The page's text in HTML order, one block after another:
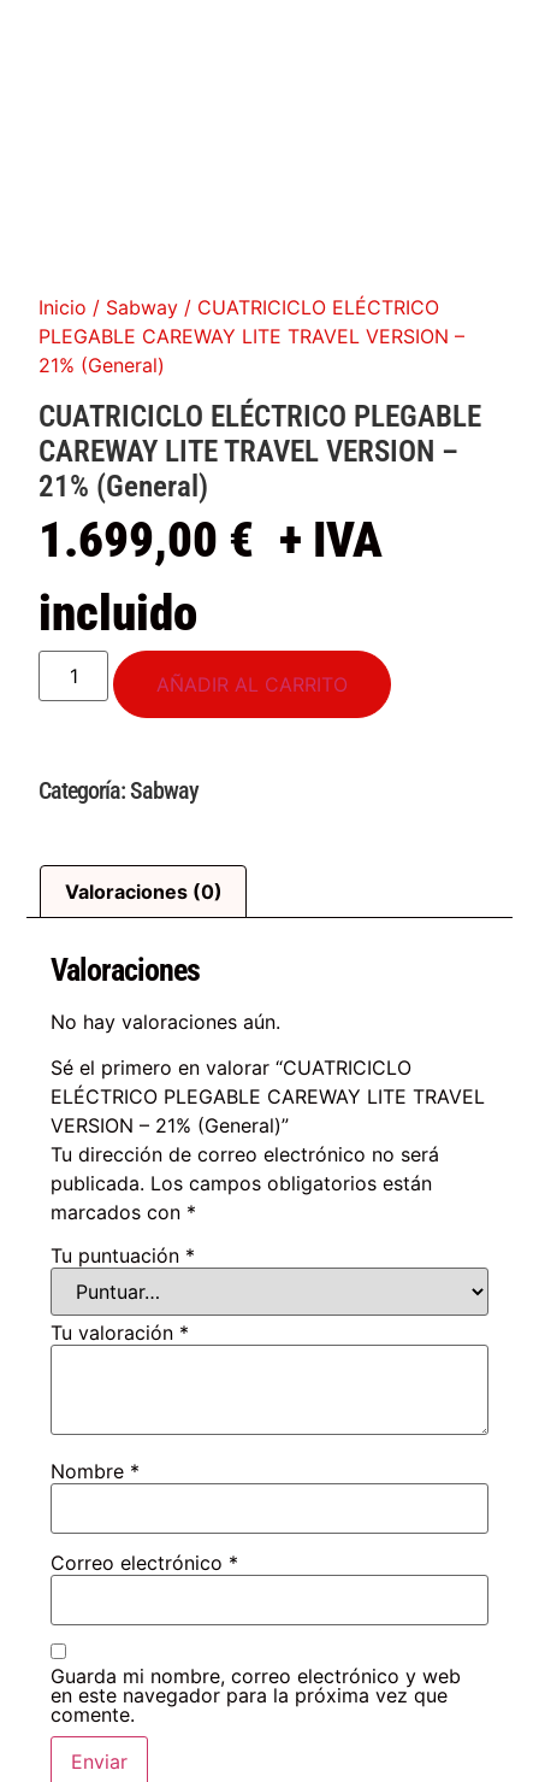
Inicio / Sabway / CUATRICICLO ELÉCTRICO
PLEGABLE CAREWAY LITE TRAVEL VERSION –
21% (General)
CUATRICICLO ELÉCTRICO PLEGABLE
CAREWAY LITE TRAVEL VERSION –
21% (General)
1.699,00 € + IVA
incluido
AÑADIR AL CARRITO
Categoría:Sabway
Valoraciones (0)
Valoraciones
No hay valoraciones aún.
Sé el primero en valorar “CUATRICICLO
ELÉCTRICO PLEGABLE CAREWAY LITE TRAVEL
VERSION – 21% (General)”
Tu dirección de correo electrónico no será
publicada. Los campos obligatorios están
marcados con *
Tu puntuación *
Tu valoración *
Nombre *
Correo electrónico *
Guarda mi nombre, correo electrónico y web
en este navegador para la próxima vez que
comente.